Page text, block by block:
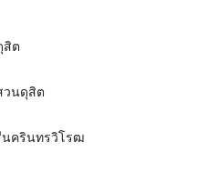
สิต
วนดุสิต
ครินทรวิโรฒ